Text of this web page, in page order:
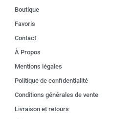
Boutique
Favoris
Contact
À Propos
Mentions légales
Politique de confidentialité
Conditions générales de vente
Livraison et retours